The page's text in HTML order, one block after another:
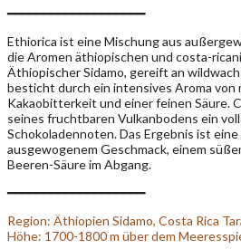
━━━━━━━━━━━━━━━━━━━
Ethiorica ist eine Mischung aus
die Aromen äthiopischen und costa-
Äthiopischer Sidamo, gereift an
besticht durch ein intensives Aroma von
Kakaobitterkeit und einer feinen Säure.
seines fruchtbaren Vulkanbodens ein
Schokoladennoten. Das Ergebnis ist
ausgewogenem Geschmack, einem
Beeren-Säure im Abgang.
━━━━━━━━━━━━━━━━━━━
Region: Äthiopien Sidamo, Costa Rica
Höhe: 1700-1800 m über dem